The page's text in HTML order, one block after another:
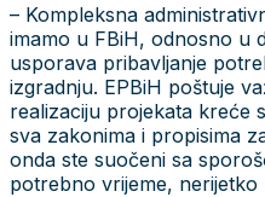
– Kompleksna
imamo u FBiH, odnosno u
usporava pribavljanje
izgradnju. EPBiH poštuje
realizaciju projekata kreće
sva zakonima i propisima
onda ste suočeni sa
potrebno vrijeme, nerijetko